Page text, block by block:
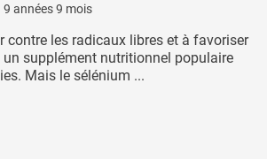
9 années 9 mois
contre les radicaux libres et à favoriser
un supplément nutritionnel populaire
Mais le sélénium ...